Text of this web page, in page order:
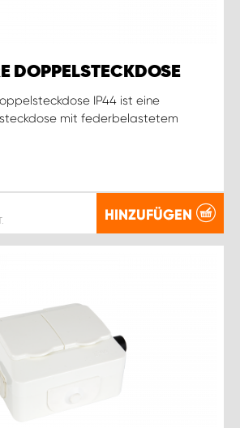
DOPPELSTECKDOSE
IP44 ist eine
mit federbelastetem
HINZUFÜGEN